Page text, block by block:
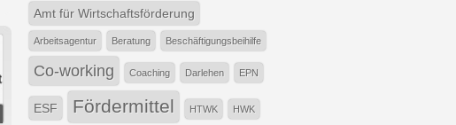
Amt für Wirtschaftsförderung
Arbeitsagentur Beratung Beschäftigungsbeihilfe
Co-working Coaching Darlehen EPN
ESF Fördermittel HTWK HWK